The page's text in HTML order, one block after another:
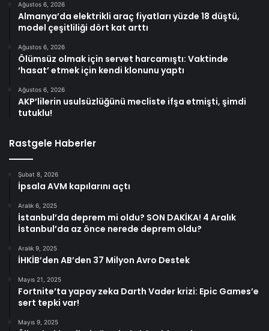
Ağustos 6, 2026
Almanya’da elektrikli araç fiyatları yüzde 18 düştü,
model çeşitliliği dört kat arttı
Ağustos 6, 2026
Ölümsüz olmak için servet harcamıştı: Vaktinde
‘hasat’ etmek için kendi klonunu yaptı
Ağustos 6, 2026
AKP’lilerin usulsüzlüğünü mecliste ifşa etmişti, şimdi
tutuklu!
Rastgele Haberler
Şubat 8, 2026
İpsala AVM kapılarını açtı
Aralık 6, 2025
İstanbul’da deprem mi oldu? SON DAKİKA! 4 Aralık
İstanbul’da az önce nerede deprem oldu?
Aralık 9, 2025
İHKİB’den AB’den 37 Milyon Avro Destek
Mayıs 21, 2025
Fortnite’ta yapay zeka Darth Vader krizi: Epic Games’e
sert tepki var!
Mayıs 9, 2025